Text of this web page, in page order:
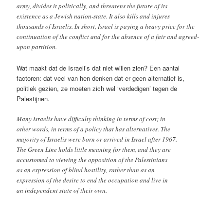
army, divides it politically, and threatens the future of its
existence as a Jewish nation-state. It also kills and injures
thousands of Israelis. In short, Israel is paying a heavy price for the
continuation of the conflict and for the absence of a fair and agreed-
upon partition.
Wat maakt dat de Israeli’s dat niet willen zien? Een aantal
factoren: dat veel van hen denken dat er geen alternatief is,
politiek gezien, ze moeten zich wel ‘verdedigen’ tegen de
Palestijnen.
Many Israelis have difficulty thinking in terms of cost; in
other words, in terms of a policy that has alternatives. The
majority of Israelis were born or arrived in Israel after 1967.
The Green Line holds little meaning for them, and they are
accustomed to viewing the opposition of the Palestinians
as an expression of blind hostility, rather than as an
expression of the desire to end the occupation and live in
an independent state of their own.